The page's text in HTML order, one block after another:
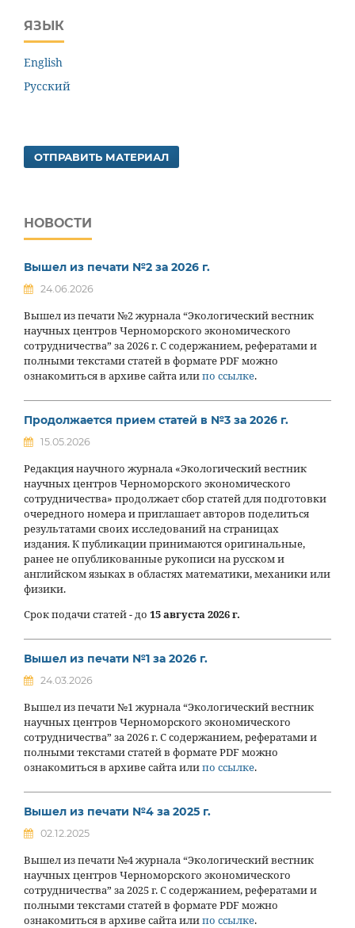
ЯЗЫК
English
Русский
ОТПРАВИТЬ МАТЕРИАЛ
НОВОСТИ
Вышел из печати №2 за 2026 г.
24.06.2026
Вышел из печати №2 журнала “Экологический вестник
научных центров Черноморского экономического
сотрудничества” за 2026 г. С содержанием, рефератами и
полными текстами статей в формате PDF можно
ознакомиться в архиве сайта илипо ссылке.
Продолжается прием статей в №3 за 2026 г.
15.05.2026
Редакция научного журнала «Экологический вестник
научных центров Черноморского экономического
сотрудничества» продолжает сбор статей для подготовки
очередного номера и приглашает авторов поделиться
результатами своих исследований на страницах
издания. К публикации принимаются оригинальные,
ранее не опубликованные рукописи на русском и
английском языках в областях математики, механики или
физики.
Срок подачи статей - до 15 августа 2026 г.
Вышел из печати №1 за 2026 г.
24.03.2026
Вышел из печати №1 журнала “Экологический вестник
научных центров Черноморского экономического
сотрудничества” за 2026 г. С содержанием, рефератами и
полными текстами статей в формате PDF можно
ознакомиться в архиве сайта илипо ссылке.
Вышел из печати №4 за 2025 г.
02.12.2025
Вышел из печати №4 журнала “Экологический вестник
научных центров Черноморского экономического
сотрудничества” за 2025 г. С содержанием, рефератами и
полными текстами статей в формате PDF можно
ознакомиться в архиве сайта илипо ссылке.